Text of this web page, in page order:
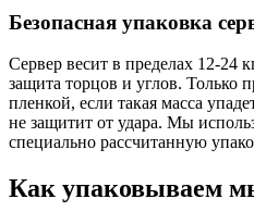
Безопасная упаковка
Сервер весит в пределах 12-24
защита торцов и углов. Только
пленкой, если такая масса
не защитит от удара. Мы
специально расcчитанную
Как упаковываем